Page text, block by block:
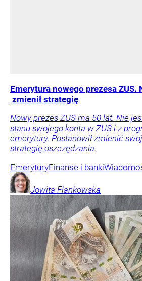
Emerytura nowego prezesa ZUS.
zmienił strategię
Nowy prezes ZUS ma 50 lat. Nie
stanu swojego konta w ZUS i z
emerytury. Postanowił zmienić
strategię oszczędzania.
EmeryturyFinanse i banki
Jowita Flankowska